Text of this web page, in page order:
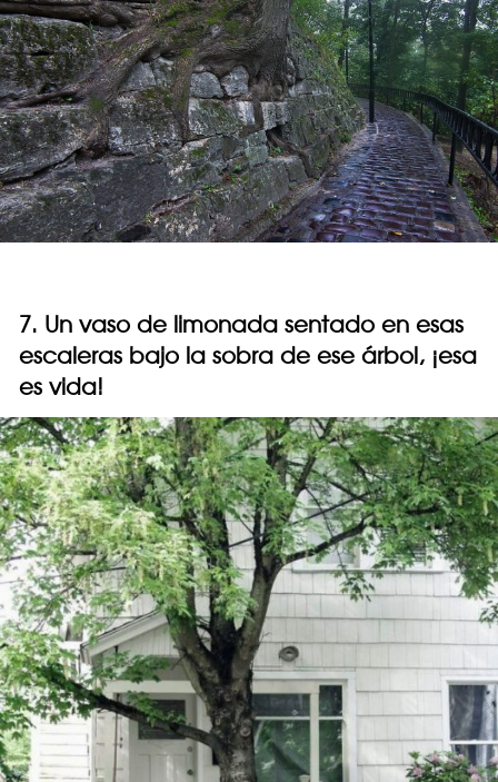
7. Un vaso de limonada sentado en esas
escaleras bajo la sobra de ese árbol, ¡esa
es vida!